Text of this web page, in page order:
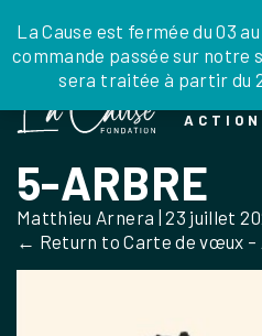
to
the
La Cause est fermée du 03
commande passée sur
sera traitée à partir du
JE DONNE JE PARRAINE NOUS
DEPUIS
DEPUIS
EN TANT
LEGS,
5-ARBRE
Matthieu Arnera |23 juillet
← Return to Carte de vœux –